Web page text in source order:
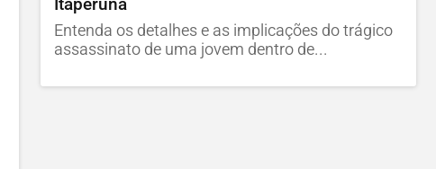
Itaperuna
Entenda os detalhes e as implicações do trágico
assassinato de uma jovem dentro de...